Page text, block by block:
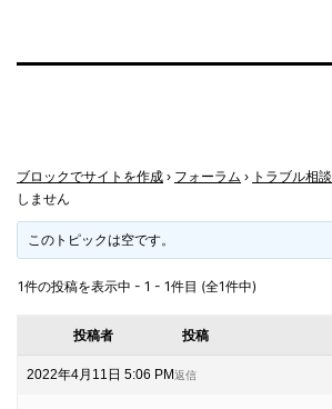
ブロックでサイトを作成 › フォーラム › トラブル相談
しません
このトピックは空です。
1件の投稿を表示中 - 1 - 1件目 (全1件中)
投稿者 投稿
2022年4月11日 5:06 PM返信